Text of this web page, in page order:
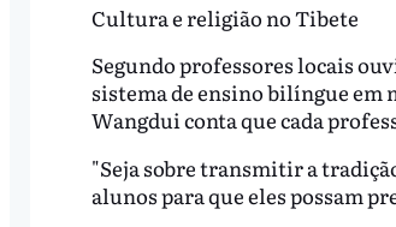
Cultura e religião no Tibete
Segundo professores locais
sistema de ensino bilíngue em
Wangdui conta que cada
"Seja sobre transmitir a
alunos para que eles possam